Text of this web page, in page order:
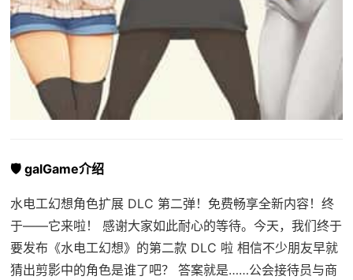
🛡️ galGame介绍
水电工幻想角色扩展 DLC 第二弹！免费畅享全新内容！终
于——它来啦！ 感谢大家如此耐心的等待。今天，我们终于
要发布《水电工幻想》的第二款 DLC 啦 相信不少朋友早就
猜出剪影中的角色是谁了吧？ 答案就是……公会接待员与商